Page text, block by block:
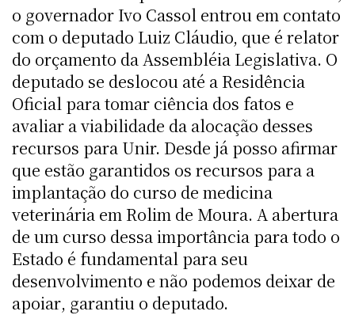
o governador Ivo Cassol entrou em contato
com o deputado Luiz Cláudio, que é relator
do orçamento da Assembléia Legislativa. O
deputado se deslocou até a Residência
Oficial para tomar ciência dos fatos e
avaliar a viabilidade da alocação desses
recursos para Unir. Desde já posso afirmar
que estão garantidos os recursos para a
implantação do curso de medicina
veterinária em Rolim de Moura. A abertura
de um curso dessa importância para todo o
Estado é fundamental para seu
desenvolvimento e não podemos deixar de
apoiar, garantiu o deputado.